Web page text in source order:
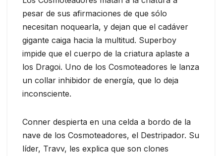
pesar de sus afirmaciones de que sólo
necesitan noquearla, y dejan que el cadáver
gigante caiga hacia la multitud. Superboy
impide que el cuerpo de la criatura aplaste a
los Dragoi. Uno de los Cosmoteadores le lanza
un collar inhibidor de energía, que lo deja
inconsciente.
Conner despierta en una celda a bordo de la
nave de los Cosmoteadores, el Destripador. Su
líder, Travv, les explica que son clones